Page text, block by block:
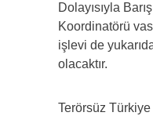
Dolayısıyla
Koordinatörü
işlevi de
olacaktır.
Terörsüz